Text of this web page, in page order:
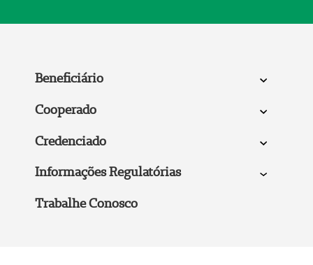
Beneficiário
Cooperado
Credenciado
Informações Regulatórias
Trabalhe Conosco